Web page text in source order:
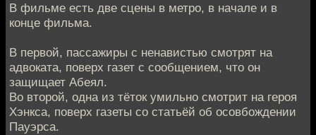
В фильме есть две сцены в метро, в начале и в
конце фильма.
В первой, пассажиры с ненавистью смотрят на
адвоката, поверх газет с сообщением, что он
защищает Абеял.
Во второй, одна из тёток умильно смотрит на героя
Хэнкса, поверх газеты со статьёй об осовбождении
Пауэрса.